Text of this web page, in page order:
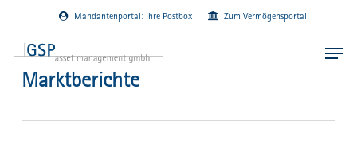
content
Mandantenportal: Ihre Postbox Zum Vermögensportal
Menu
Marktberichte